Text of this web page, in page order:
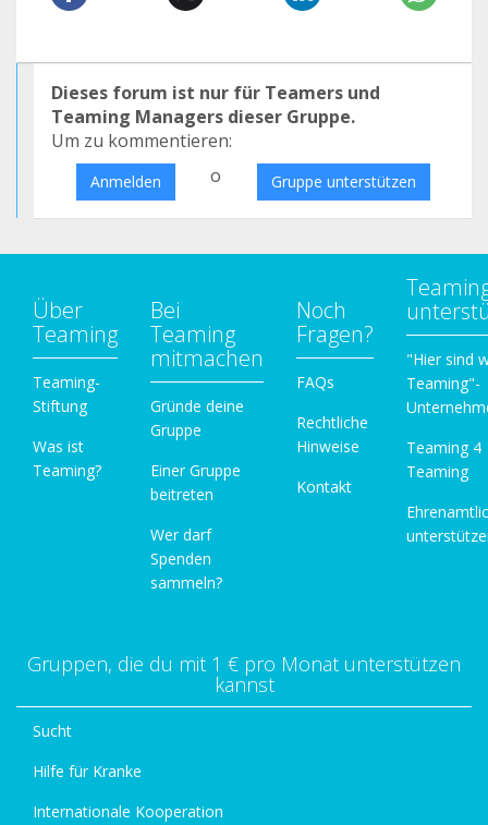
Dieses forum ist nur für Teamers und
Teaming Managers dieser Gruppe.
Um zu kommentieren:
Anmelden o Gruppe unterstützen
Über
Teaming
Teaming-
Stiftung
Was ist
Teaming?
Bei
Teaming
mitmachen
Gründe deine
Gruppe
Einer Gruppe
beitreten
Wer darf
Spenden
sammeln?
Noch
Fragen?
FAQs
Rechtliche
Hinweise
Kontakt
"Hier sind
Teaming"-
Teaming 4
Teaming
Gruppen, die du mit 1 € pro Monat unterstützen
kannst
Sucht
Hilfe für Kranke
Internationale Kooperation